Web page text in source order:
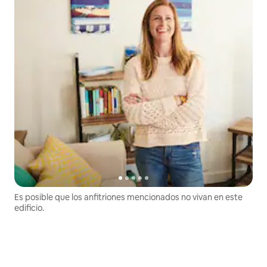
Es posible que los anfitriones mencionados no vivan en este
edificio.